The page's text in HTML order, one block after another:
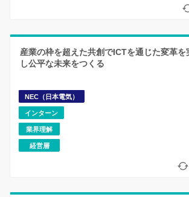
産業の枠を超えた共創でICTを通じた変革を
し公平な未来をつくる
NEC（日本電気）
インターン
業界理解
経営層